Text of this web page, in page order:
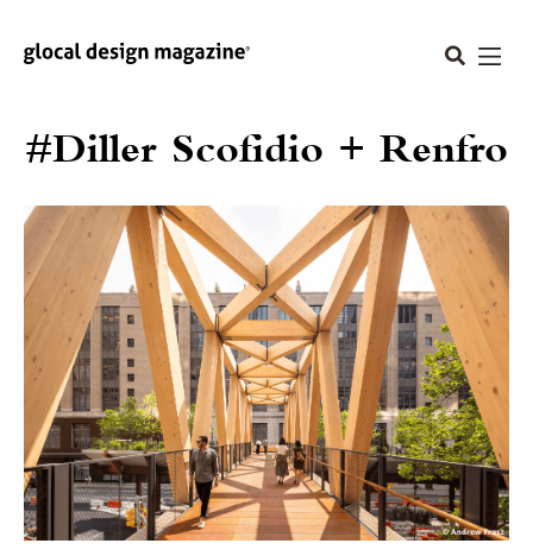
#Diller Scofidio + Renfro